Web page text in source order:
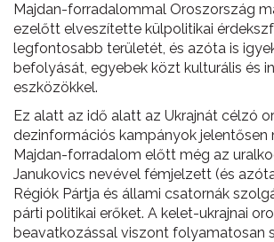
Majdan-forradalommal Oroszország
ezelőtt elveszítette külpolitikai
legfontosabb területét, és azóta is
befolyását, egyebek közt kulturális és
eszközökkel.
Ez alatt az idő alatt az Ukrajnát célzó
dezinformációs kampányok jelentősen
Majdan-forradalom előtt még az
Janukovics nevével fémjelzett (és
Régiók Pártja és állami csatornák
párti politikai erőket. A kelet-ukrajnai
beavatkozással viszont folyamatosan